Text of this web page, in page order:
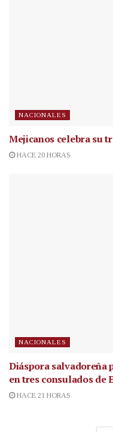
NACIONALES
Mejicanos celebra su
HACE 20 HORAS
NACIONALES
Diáspora salvadoreña
en tres consulados de
HACE 21 HORAS